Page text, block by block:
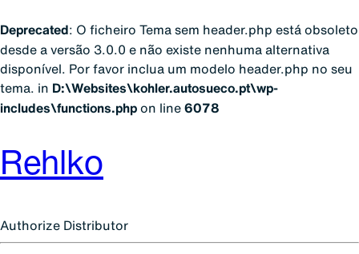
Deprecated: O ficheiro Tema sem header.php está obsoleto
desde a versão 3.0.0 e não existe nenhuma alternativa
disponível. Por favor inclua um modelo header.php no seu
tema. in D:\Websites\kohler.autosueco.pt\wp-
includes\functions.php on line 6078
Rehlko
Authorize Distributor